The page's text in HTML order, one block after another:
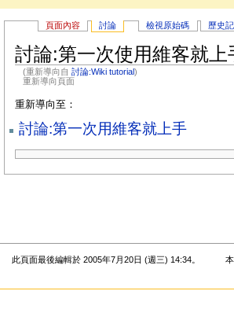
頁面內容 討論 檢視原始碼 歷史
討論:第一次使用維客就上
(重新導向自討論:Wiki tutorial)
重新導向頁面
重新導向至：
討論:第一次用維客就上手
此頁面最後編輯於 2005年7月20日 (週三) 14:34。